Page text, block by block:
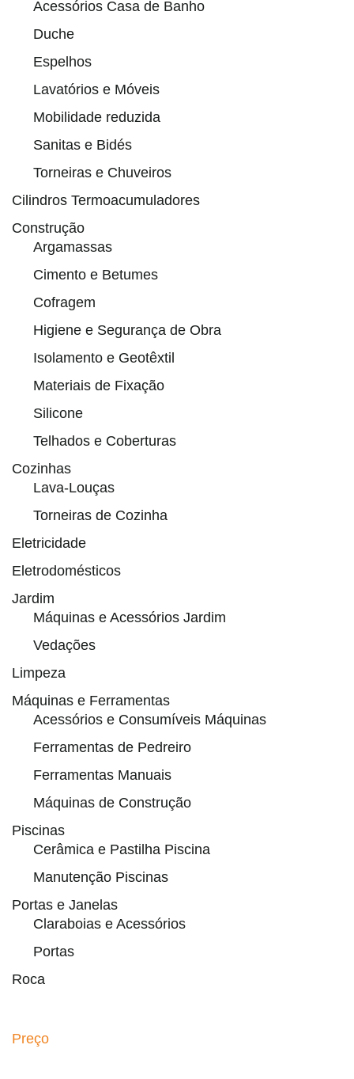
Acessórios Casa de Banho
Duche
Espelhos
Lavatórios e Móveis
Mobilidade reduzida
Sanitas e Bidés
Torneiras e Chuveiros
Cilindros Termoacumuladores
Construção
Argamassas
Cimento e Betumes
Cofragem
Higiene e Segurança de Obra
Isolamento e Geotêxtil
Materiais de Fixação
Silicone
Telhados e Coberturas
Cozinhas
Lava-Louças
Torneiras de Cozinha
Eletricidade
Eletrodomésticos
Jardim
Máquinas e Acessórios Jardim
Vedações
Limpeza
Máquinas e Ferramentas
Acessórios e Consumíveis Máquinas
Ferramentas de Pedreiro
Ferramentas Manuais
Máquinas de Construção
Piscinas
Cerâmica e Pastilha Piscina
Manutenção Piscinas
Portas e Janelas
Claraboias e Acessórios
Portas
Roca
Preço